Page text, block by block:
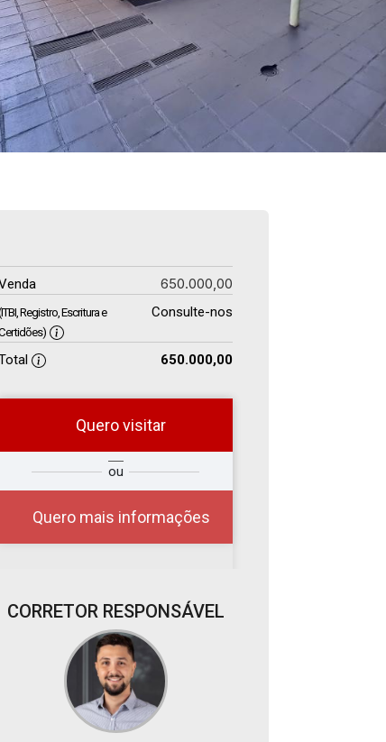
650.000,00
Registro, Escritura e
Consulte-nos
650.000,00
Quero visitar
ou
Quero mais informações
Qual o melhor dia e
horário para você?
06
Aug/Thu
07
18:00
CORRETOR RESPONSÁVEL